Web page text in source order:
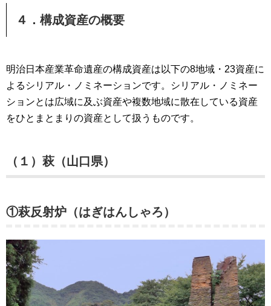
４．構成資産の概要
明治日本産業革命遺産の構成資産は以下の8地域・23資産に
よるシリアル・ノミネーションです。シリアル・ノミネー
ションとは広域に及ぶ資産や複数地域に散在している資産
をひとまとまりの資産として扱うものです。
（１）萩（山口県）
①萩反射炉（はぎはんしゃろ）